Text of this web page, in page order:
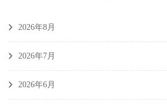
2026年8月
2026年7月
2026年6月